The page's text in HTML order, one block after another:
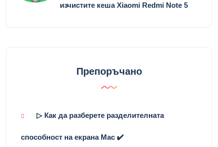
изчистите кеша Xiaomi Redmi Note 5
Препоръчано
▷ Как да разберете разделителната
способност на екрана Mac ✔️